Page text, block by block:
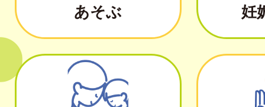
あそぶ 妊